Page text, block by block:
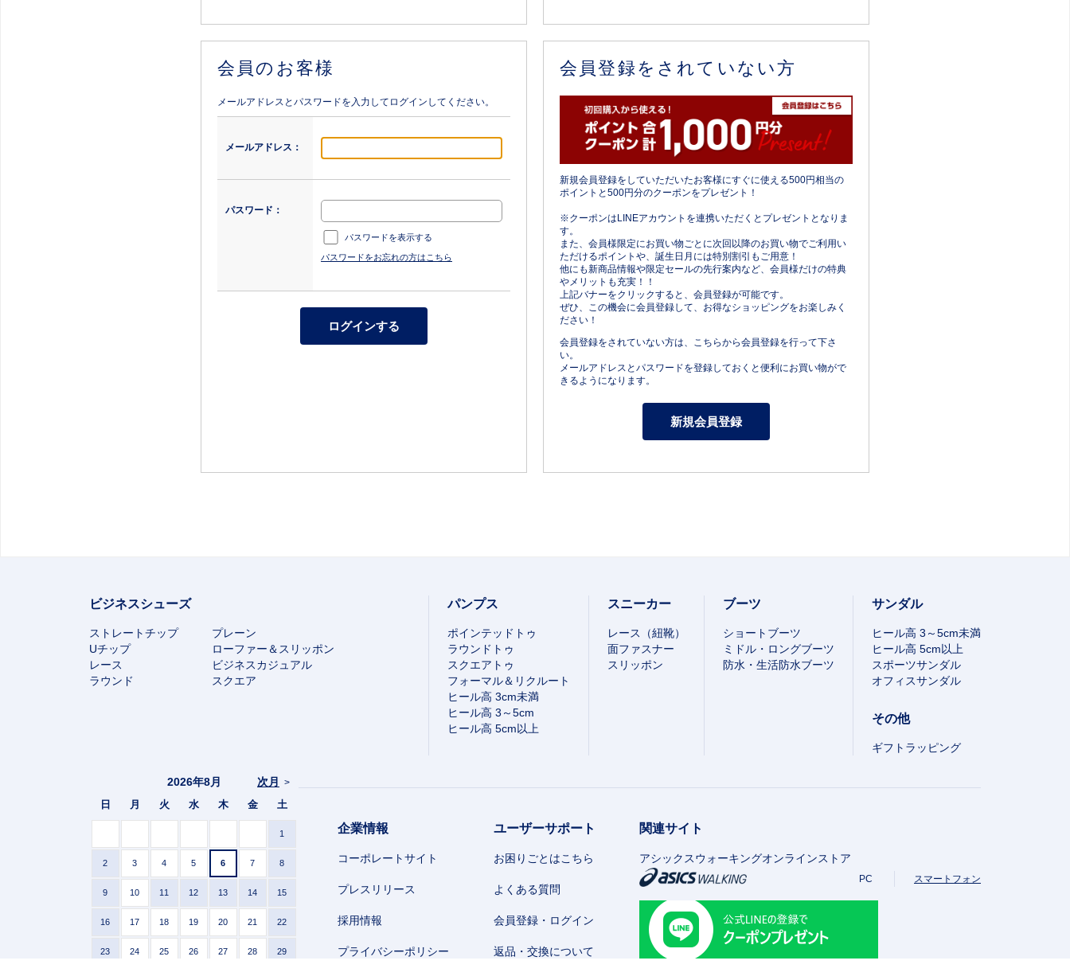
会員のお客様
メールアドレスとパスワードを入力してログインしてください。
メールアドレス：
パスワード：
パスワードを表示する
パスワードをお忘れの方はこちら
会員登録をされていない方
新規会員登録をしていただいたお客様にすぐに使える500円相当の
ポイントと500円分のクーポンをプレゼント！
※クーポンはLINEアカウントを連携いただくとプレゼントとなりま
す。
また、会員様限定にお買い物ごとに次回以降のお買い物でご利用い
ただけるポイントや、誕生日月には特別割引もご用意！
他にも新商品情報や限定セールの先行案内など、会員様だけの特典
やメリットも充実！！
上記バナーをクリックすると、会員登録が可能です。
ぜひ、この機会に会員登録して、お得なショッピングをお楽しみく
ださい！
会員登録をされていない方は、こちらから会員登録を行って下さ
い。
メールアドレスとパスワードを登録しておくと便利にお買い物がで
きるようになります。
ビジネスシューズ
ストレートチップ
プレーン
Uチップ
ローファー＆スリッポン
レース
ビジネスカジュアル
ラウンド
スクエア
パンプス
ポインテッドトゥ
ラウンドトゥ
スクエアトゥ
フォーマル＆リクルート
ヒール高 3cm未満
ヒール高 3～5cm
ヒール高 5cm以上
スニーカー
レース（紐靴）
面ファスナー
スリッポン
ブーツ
ショートブーツ
ミドル・ロングブーツ
防水・生活防水ブーツ
サンダル
ヒール高 3～5cm未満
ヒール高 5cm以上
スポーツサンダル
オフィスサンダル
その他
ギフトラッピング
次月 >
2026年8月
日 月 火 水 木 金 土
1
2 3 4 5 6 7 8
9 10 11 12 13 14 15
16 17 18 19 20 21 22
23 24 25 26 27 28 29
企業情報
コーポレートサイト
プレスリリース
採用情報
プライバシーポリシー
ユーザーサポート
お困りごとはこちら
よくある質問
会員登録・ログイン
返品・交換について
関連サイト
アシックスウォーキングオンラインストア
PC スマートフォン